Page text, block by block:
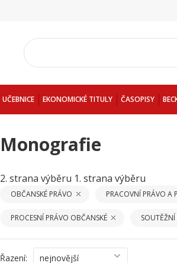
UČEBNICE EKONOMICKÉ TITULY ČASOPISY
Monografie
2. strana výběru 1. strana výběru
OBČANSKÉ PRÁVO PRACOVNÍ PRÁVO A
PROCESNÍ PRÁVO OBČANSKÉ SOUTĚŽNÍ
Řazení: nejnovější